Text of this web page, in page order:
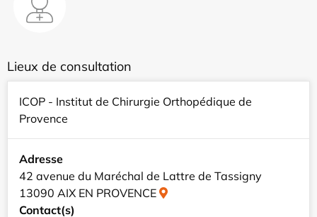
Lieux de consultation
ICOP - Institut de Chirurgie Orthopédique de
Provence
Adresse
42 avenue du Maréchal de Lattre de Tassigny
13090 AIX EN PROVENCE
Contact(s)